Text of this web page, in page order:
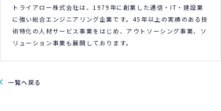
トライアロー株式会社は、1979年に創業した通信・IT・建設業
に強い総合エンジニアリング企業です。45年以上の実績のある技
術特化の人材サービス事業をはじめ、アウトソーシング事業、ソ
リューション事業も展開しております。
一覧へ戻る